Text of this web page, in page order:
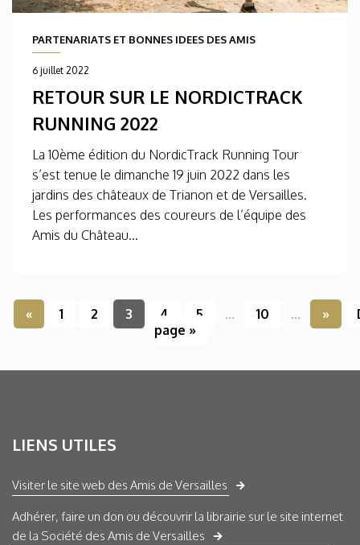
PARTENARIATS ET BONNES IDEES DES AMIS
6 juillet 2022
RETOUR SUR LE NORDICTRACK
RUNNING 2022
La 10ème édition du NordicTrack Running Tour
s’est tenue le dimanche 19 juin 2022 dans les
jardins des châteaux de Trianon et de Versailles.
Les performances des coureurs de l’équipe des
Amis du Château...
« 1 2 3 4 5 ... 10 ... »
page »
LIENS UTILES
Visiter le site web des Amis de Versailles
Adhérer, faire un don ou découvrir la librairie sur le site internet
de la Société des Amis de Versailles